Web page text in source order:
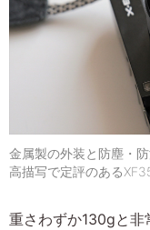
金属製の外装と防塵・
高描写で定評のある
重さわずか130gと非